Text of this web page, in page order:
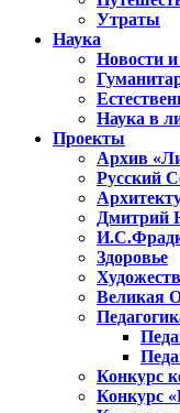
Утраты
Наука
Новости
Наука в
Проекты
Архив
Русский
Дмитрий
Здоровье
Великая
Конкурс
Конкурс